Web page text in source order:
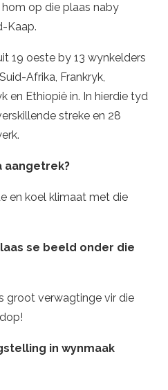
op die plaas naby
Kaap.
19 oeste by 13 wynkelders
Afrika, Frankryk,
en Ethiopië in. In hierdie tyd
streke en 28
aangetrek?
en koel klimaat met die
se beeld onder die
groot verwagtinge vir die
in wynmaak